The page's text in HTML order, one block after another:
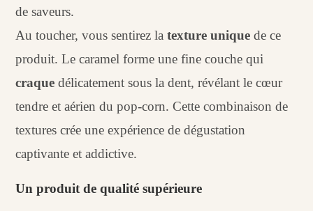
de saveurs.
Au toucher, vous sentirez la texture unique de ce
produit. Le caramel forme une fine couche qui
craque délicatement sous la dent, révélant le cœur
tendre et aérien du pop-corn. Cette combinaison de
textures crée une expérience de dégustation
captivante et addictive.
Un produit de qualité supérieure